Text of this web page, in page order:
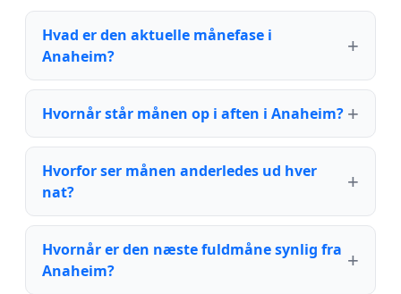
Hvad er den aktuelle månefase i
Anaheim?
Hvornår står månen op i aften i Anaheim?
Hvorfor ser månen anderledes ud hver
nat?
Hvornår er den næste fuldmåne synlig fra
Anaheim?